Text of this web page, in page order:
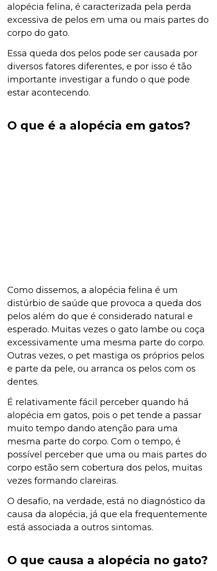
alopécia felina, é caracterizada pela perda
excessiva de pelos em uma ou mais partes do
corpo do gato.
Essa queda dos pelos pode ser causada por
diversos fatores diferentes, e por isso é tão
importante investigar a fundo o que pode
estar acontecendo.
O que é a alopécia em gatos?
Como dissemos, a alopécia felina é um
distúrbio de saúde que provoca a queda dos
pelos além do que é considerado natural e
esperado. Muitas vezes o gato lambe ou coça
excessivamente uma mesma parte do corpo.
Outras vezes, o pet mastiga os próprios pelos
e parte da pele, ou arranca os pelos com os
dentes.
É relativamente fácil perceber quando há
alopécia em gatos, pois o pet tende a passar
muito tempo dando atenção para uma
mesma parte do corpo. Com o tempo, é
possível perceber que uma ou mais partes do
corpo estão sem cobertura dos pelos, muitas
vezes formando clareiras.
O desafio, na verdade, está no diagnóstico da
causa da alopécia, já que ela frequentemente
está associada a outros sintomas.
O que causa a alopécia no gato?